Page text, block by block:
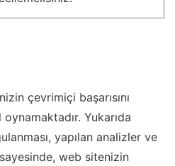
çevrimiçi başarısını
Yukarıda
yapılan analizler ve
web sitenizin